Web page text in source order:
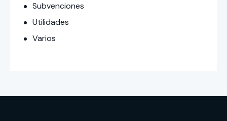
Subvenciones
Utilidades
Varios